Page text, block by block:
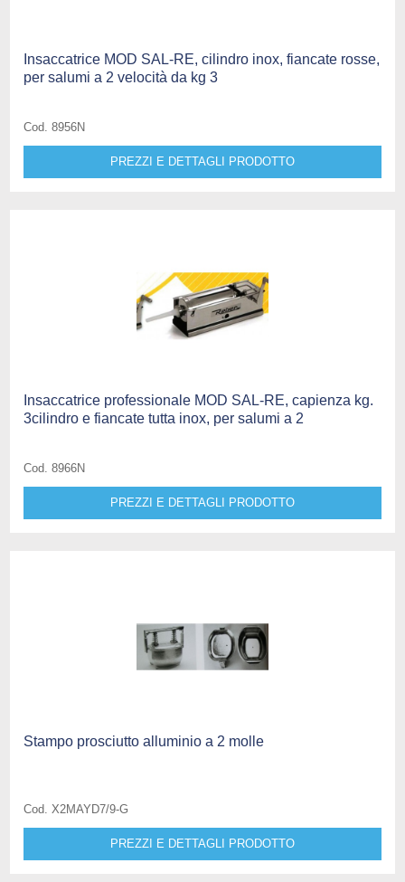
Insaccatrice MOD SAL-RE, cilindro inox, fiancate rosse,
per salumi a 2 velocità da kg 3
Cod. 8956N
PREZZI E DETTAGLI PRODOTTO
Insaccatrice professionale MOD SAL-RE, capienza kg.
3cilindro e fiancate tutta inox, per salumi a 2
Cod. 8966N
PREZZI E DETTAGLI PRODOTTO
Stampo prosciutto alluminio a 2 molle
Cod. X2MAYD7/9-G
PREZZI E DETTAGLI PRODOTTO